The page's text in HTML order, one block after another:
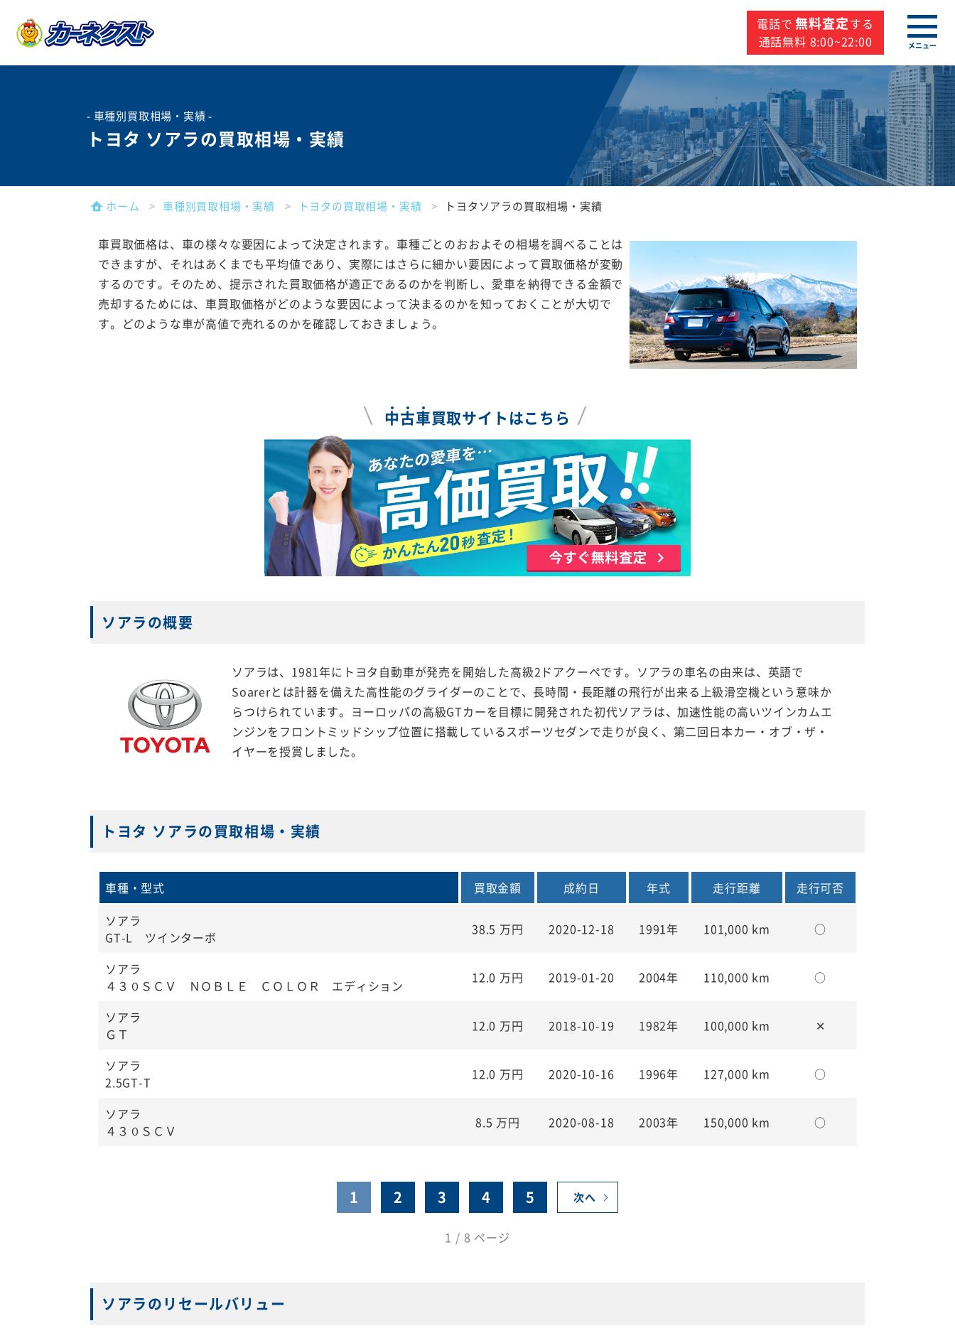
電話で 無料査定する
通話無料 8:00~22:00
メニュー
- 車種別買取相場・実績 -
トヨタ ソアラの買取相場・実績
ホーム 車種別買取相場・実績 トヨタの買取相場・実績 トヨタソアラの買取相場・実績
車買取価格は、車の様々な要因によって決定されます。車種ごとのおおよその相場を調べることは
できますが、それはあくまでも平均値であり、実際にはさらに細かい要因によって買取価格が変動
するのです。そのため、提示された買取価格が適正であるのかを判断し、愛車を納得できる金額で
売却するためには、車買取価格がどのような要因によって決まるのかを知っておくことが大切で
す。どのような車が高値で売れるのかを確認しておきましょう。
中古車買取サイトはこちら
ソアラの概要
ソアラは、1981年にトヨタ自動車が発売を開始した高級2ドアクーペです。ソアラの車名の由来は、英語で
Soarerとは計器を備えた高性能のグライダーのことで、長時間・長距離の飛行が出来る上級滑空機という意味か
らつけられています。ヨーロッパの高級GTカーを目標に開発された初代ソアラは、加速性能の高いツインカムエ
ンジンをフロントミッドシップ位置に搭載しているスポーツセダンで走りが良く、第二回日本カー・オブ・ザ・
イヤーを授賞しました。
トヨタ ソアラの買取相場・実績
車種・型式 買取金額 成約日 年式 走行距離
走行可否
ソアラ
GT-L ツインターボ
38.5 万円 2020-12-18 1991年 101,000 km ○
ソアラ
４３０ＳＣＶ ＮＯＢＬＥ ＣＯＬＯＲ エディション
12.0 万円 2019-01-20 2004年 110,000 km ○
ソアラ
ＧＴ
12.0 万円 2018-10-19 1982年 100,000 km ✕
ソアラ
2.5GT-T
12.0 万円 2020-10-16 1996年 127,000 km ○
ソアラ
４３０ＳＣＶ
8.5 万円 2020-08-18 2003年 150,000 km ○
1 2 3 4 5 次へ
1 / 8 ページ
ソアラのリセールバリュー